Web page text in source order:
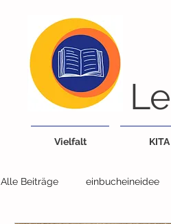
Vielfalt KITA
Alle Beiträge einbucheineidee